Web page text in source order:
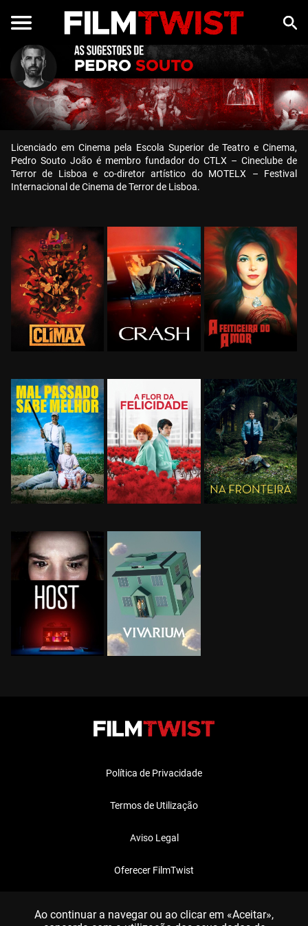
Licenciado em Cinema pela Escola Superior de Teatro e Cinema,
Pedro Souto João é membro fundador do CTLX – Cineclube de
Terror de Lisboa e co-diretor artístico do MOTELX – Festival
Internacional de Cinema de Terror de Lisboa.
Política de Privacidade
Termos de Utilização
Aviso Legal
Oferecer FilmTwist
Ao continuar a navegar ou ao clicar em «Aceitar»,